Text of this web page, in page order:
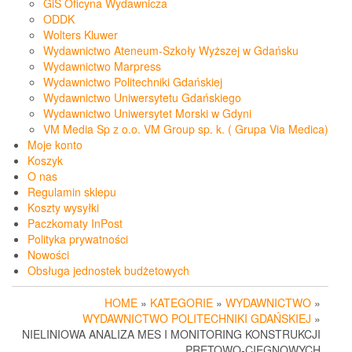
GiS Oficyna Wydawnicza
ODDK
Wolters Kluwer
Wydawnictwo Ateneum-Szkoły Wyższej w Gdańsku
Wydawnictwo Marpress
Wydawnictwo Politechniki Gdańskiej
Wydawnictwo Uniwersytetu Gdańskiego
Wydawnictwo Uniwersytet Morski w Gdyni
VM Media Sp z o.o. VM Group sp. k. ( Grupa Via Medica)
Moje konto
Koszyk
O nas
Regulamin sklepu
Koszty wysyłki
Paczkomaty InPost
Polityka prywatności
Nowości
Obsługa jednostek budżetowych
HOME » KATEGORIE » WYDAWNICTWO »
WYDAWNICTWO POLITECHNIKI GDAŃSKIEJ »
NIELINIOWA ANALIZA MES I MONITORING KONSTRUKCJI